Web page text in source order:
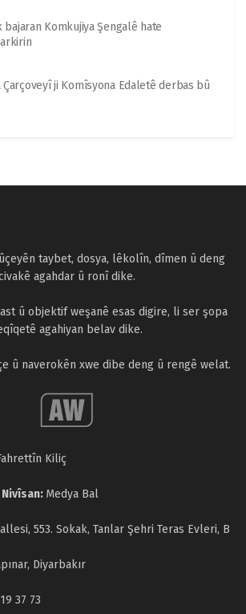
bajaran Komkujiya Şengalê hate
Çarçoveyî ji Komîsyona Edaletê derbas bû
taybet, dosya, lêkolîn, dîmen û deng
agahdar û ronî dike.
û objektif weşanê esas digire, li ser şopa
agahiyan belav dike.
û naverokên xwe dibe deng û rengê welat.
Kiliç
Medya Bal
553. Sokak, Tanlar Şehri Teras Evleri, B
Diyarbakır
37 73